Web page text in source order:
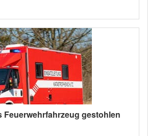
Feuerwehrfahrzeug gestohlen